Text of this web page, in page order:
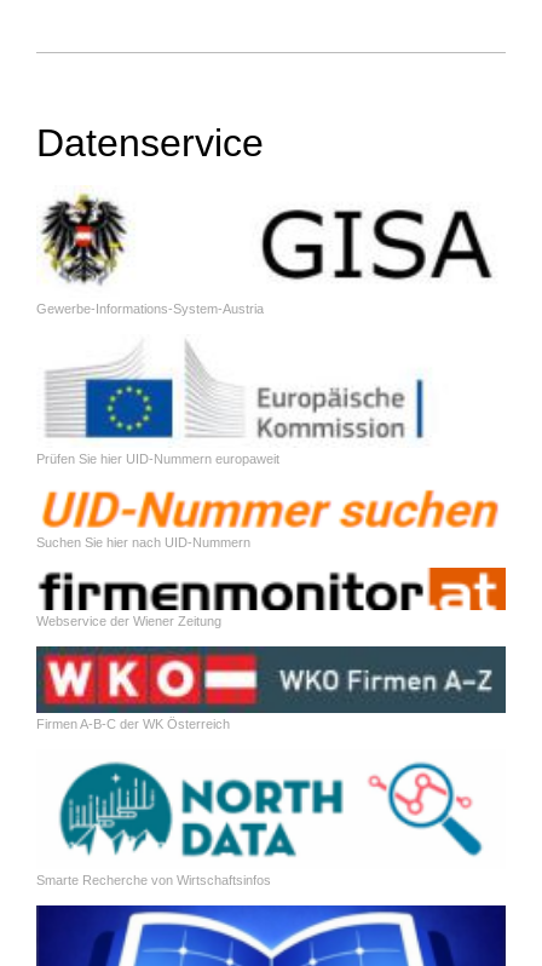
Datenservice
Gewerbe-Informations-System-Austria
Prüfen Sie hier UID-Nummern europaweit
Suchen Sie hier nach UID-Nummern
Webservice der Wiener Zeitung
Firmen A-B-C der WK Österreich
Smarte Recherche von Wirtschaftsinfos